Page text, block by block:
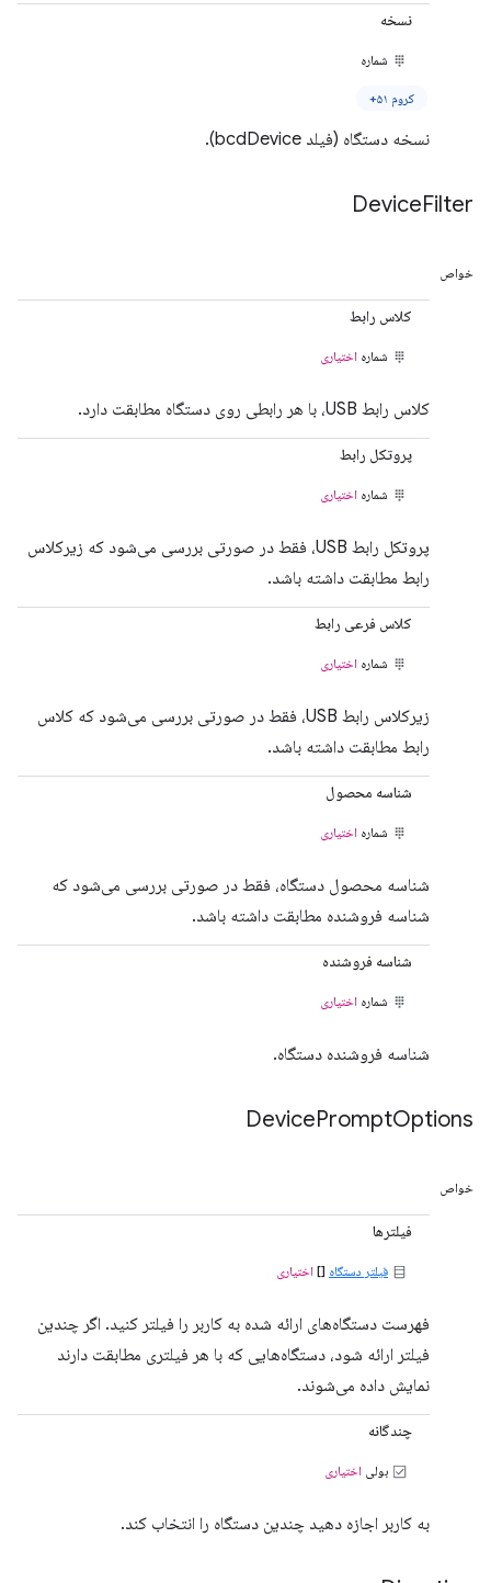
نسخه
شماره
کروم ۵۱+
نسخه دستگاه (فیلد bcdDevice).
DeviceFilter
خواص
کلاس رابط
شماره اختیاری
کلاس رابط USB، با هر رابطی روی دستگاه مطابقت دارد.
پروتکل رابط
شماره اختیاری
پروتکل رابط USB، فقط در صورتی بررسی می‌شود که زیرکلاس
رابط مطابقت داشته باشد.
کلاس فرعی رابط
شماره اختیاری
زیرکلاس رابط USB، فقط در صورتی بررسی می‌شود که کلاس
رابط مطابقت داشته باشد.
شناسه محصول
شماره اختیاری
شناسه محصول دستگاه، فقط در صورتی بررسی می‌شود که
شناسه فروشنده مطابقت داشته باشد.
شناسه فروشنده
شماره اختیاری
شناسه فروشنده دستگاه.
DevicePromptOptions
خواص
فیلترها
فیلتر دستگاه [] اختیاری
فهرست دستگاه‌های ارائه شده به کاربر را فیلتر کنید. اگر چندین
فیلتر ارائه شود، دستگاه‌هایی که با هر فیلتری مطابقت دارند
نمایش داده می‌شوند.
چندگانه
بولی اختیاری
به کاربر اجازه دهید چندین دستگاه را انتخاب کند.